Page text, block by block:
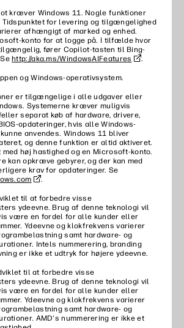
kræver Windows 11. Nogle funktioner
Tidspunktet for levering og tilgængelighed
afhængigt af marked og enhed.
konto for at logge på. I tilfælde hvor
fører Copilot-tasten til Bing-
http://aka.ms/WindowsAIFeatures .
og Windows-operativsystem.
er tilgængelige i alle udgaver eller
Systemerne kræver muligvis
separat køb af hardware, drivere,
opdateringer, hvis alle Windows-
anvendes. Windows 11 bliver
og denne funktion er altid aktiveret.
høj hastighed og en Microsoft-konto.
kan opkræve gebyrer, og der kan med
krav for opdateringer. Se
.
til at forbedre visse
ydeevne. Brug af denne teknologi vil
være en fordel for alle kunder eller
Ydeevne og klokfrekvens varierer
samt hardware- og
Intels nummerering, branding
er ikke et udtryk for højere ydeevne.
til at forbedre visse
ydeevne. Brug af denne teknologi vil
være en fordel for alle kunder eller
Ydeevne og klokfrekvens varierer
samt hardware- og
AMD's nummerering er ikke et